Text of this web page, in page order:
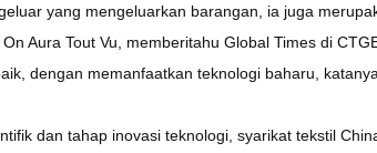
yang mengeluarkan barangan, ia juga
Aura Tout Vu, memberitahu Global Times di
dengan memanfaatkan teknologi baharu, katanya.
dan tahap inovasi teknologi, syarikat tekstil